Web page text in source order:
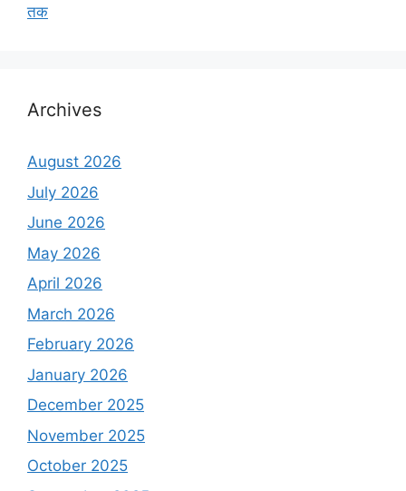
तक
Archives
August 2026
July 2026
June 2026
May 2026
April 2026
March 2026
February 2026
January 2026
December 2025
November 2025
October 2025